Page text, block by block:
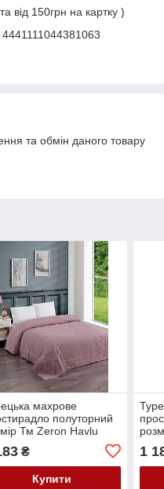
від 150грн на картку )
та обмін даного товару
махрове
полуторний
Тм Zeron Нavlu
₴
Купити
1